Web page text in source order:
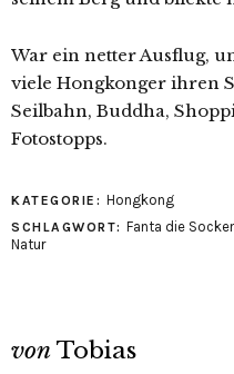
War ein netter Ausflug,
viele Hongkonger ihren
Seilbahn, Buddha,
Fotostopps.
KATEGORIE: Hongkong
SCHLAGWORT: Fanta die
Natur
von Tobias